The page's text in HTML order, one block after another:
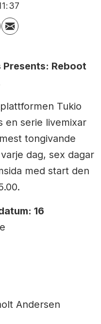
Presents: Reboot
Tukio
en serie livemixar
tongivande
dag, sex dagar
med start den
16
Andersen